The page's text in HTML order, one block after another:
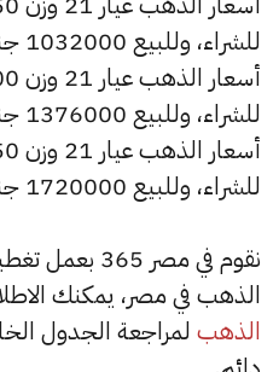
للشراء، وللبيع 1032000 جنيه.
للشراء، وللبيع 1376000 جنيه.
للشراء، وللبيع 1720000 جنيه.
نقوم في مصر
الذهب في مصر، يمكنك
الذهب لمراجعة الجدول